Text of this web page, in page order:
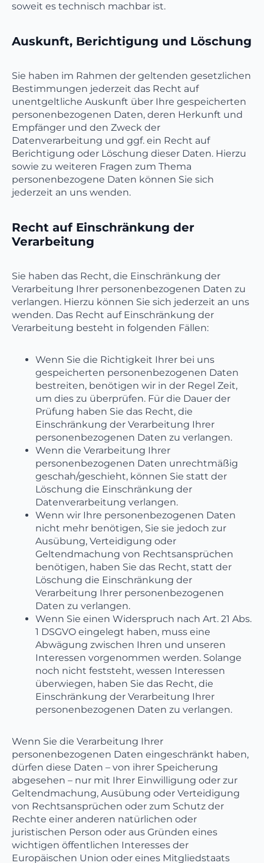
soweit es technisch machbar ist.
Auskunft, Berichtigung und Löschung
Sie haben im Rahmen der geltenden gesetzlichen
Bestimmungen jederzeit das Recht auf
unentgeltliche Auskunft über Ihre gespeicherten
personenbezogenen Daten, deren Herkunft und
Empfänger und den Zweck der
Datenverarbeitung und ggf. ein Recht auf
Berichtigung oder Löschung dieser Daten. Hierzu
sowie zu weiteren Fragen zum Thema
personenbezogene Daten können Sie sich
jederzeit an uns wenden.
Recht auf Einschränkung der
Verarbeitung
Sie haben das Recht, die Einschränkung der
Verarbeitung Ihrer personenbezogenen Daten zu
verlangen. Hierzu können Sie sich jederzeit an uns
wenden. Das Recht auf Einschränkung der
Verarbeitung besteht in folgenden Fällen:
Wenn Sie die Richtigkeit Ihrer bei uns
gespeicherten personenbezogenen Daten
bestreiten, benötigen wir in der Regel Zeit,
um dies zu überprüfen. Für die Dauer der
Prüfung haben Sie das Recht, die
Einschränkung der Verarbeitung Ihrer
personenbezogenen Daten zu verlangen.
Wenn die Verarbeitung Ihrer
personenbezogenen Daten unrechtmäßig
geschah/geschieht, können Sie statt der
Löschung die Einschränkung der
Datenverarbeitung verlangen.
Wenn wir Ihre personenbezogenen Daten
nicht mehr benötigen, Sie sie jedoch zur
Ausübung, Verteidigung oder
Geltendmachung von Rechtsansprüchen
benötigen, haben Sie das Recht, statt der
Löschung die Einschränkung der
Verarbeitung Ihrer personenbezogenen
Daten zu verlangen.
Wenn Sie einen Widerspruch nach Art. 21 Abs.
1 DSGVO eingelegt haben, muss eine
Abwägung zwischen Ihren und unseren
Interessen vorgenommen werden. Solange
noch nicht feststeht, wessen Interessen
überwiegen, haben Sie das Recht, die
Einschränkung der Verarbeitung Ihrer
personenbezogenen Daten zu verlangen.
Wenn Sie die Verarbeitung Ihrer
personenbezogenen Daten eingeschränkt haben,
dürfen diese Daten – von ihrer Speicherung
abgesehen – nur mit Ihrer Einwilligung oder zur
Geltendmachung, Ausübung oder Verteidigung
von Rechtsansprüchen oder zum Schutz der
Rechte einer anderen natürlichen oder
juristischen Person oder aus Gründen eines
wichtigen öffentlichen Interesses der
Europäischen Union oder eines Mitgliedstaats